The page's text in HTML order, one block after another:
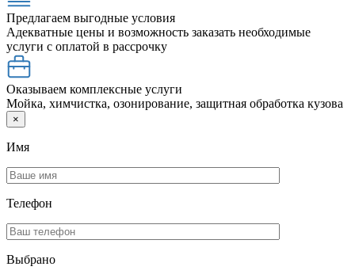
Предлагаем выгодные условия
Адекватные цены и возможность заказать необходимые
услуги с оплатой в рассрочку
Оказываем комплексные услуги
Мойка, химчистка, озонирование, защитная обработка кузова
×
Имя
Телефон
Выбрано